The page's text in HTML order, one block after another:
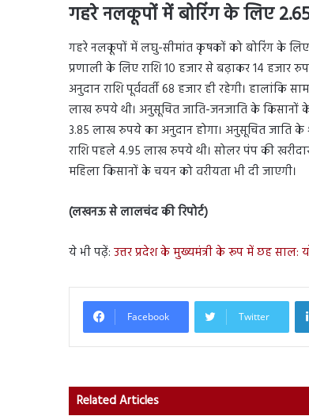
गहरे नलकूपों में बोरिंग के लिए
गहरे नलकूपों में लघु-सीमांत कृषकों को बोरिंग के
प्रणाली के लिए राशि 10 हजार से बढ़ाकर 14 हजार
अनुदान राशि पूर्ववर्ती 68 हजार ही रहेगी।
लाख रुपये थी। अनुसूचित जाति-जनजाति के किसानों
3.85 लाख रुपये का अनुदान होगा। अनुसूचित जाति
राशि पहले 4.95 लाख रुपये थी। सोलर पंप की
महिला किसानों के चयन को वरीयता भी दी जाएगी।
(लखनऊ से लालचंद की रिपोर्ट)
ये भी पढ़ें: उत्तर प्रदेश के मुख्यमंत्री के रूप में छह साल:
Facebook Twitter
Related Articles